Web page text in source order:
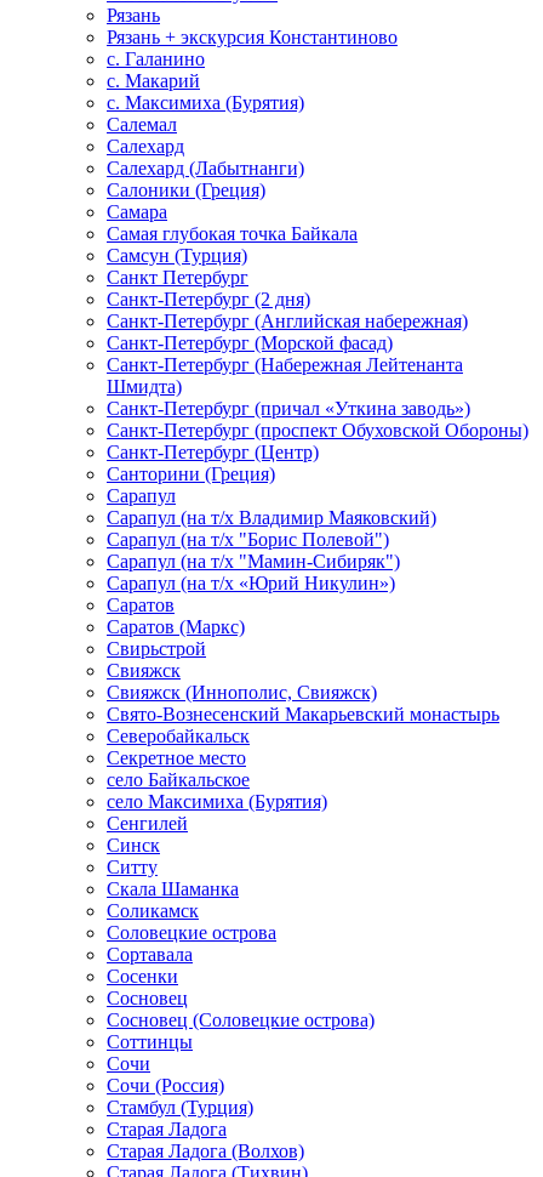
Рязань
Рязань + экскурсия Константиново
с. Галанино
с. Макарий
с. Максимиха (Бурятия)
Салемал
Салехард
Салехард (Лабытнанги)
Салоники (Греция)
Самара
Самая глубокая точка Байкала
Самсун (Турция)
Санкт Петербург
Санкт-Петербург (2 дня)
Санкт-Петербург (Английская набережная)
Санкт-Петербург (Морской фасад)
Санкт-Петербург (Набережная Лейтенанта
Шмидта)
Санкт-Петербург (причал «Уткина заводь»)
Санкт-Петербург (проспект Обуховской Обороны)
Санкт-Петербург (Центр)
Санторини (Греция)
Сарапул
Сарапул (на т/х Владимир Маяковский)
Сарапул (на т/х "Борис Полевой")
Сарапул (на т/х "Мамин-Сибиряк")
Сарапул (на т/х «Юрий Никулин»)
Саратов
Саратов (Маркс)
Свирьстрой
Свияжск
Свияжск (Иннополис, Свияжск)
Свято-Вознесенский Макарьевский монастырь
Северобайкальск
Секретное место
село Байкальское
село Максимиха (Бурятия)
Сенгилей
Синск
Ситту
Скала Шаманка
Соликамск
Соловецкие острова
Сортавала
Сосенки
Сосновец
Сосновец (Соловецкие острова)
Соттинцы
Сочи
Сочи (Россия)
Стамбул (Турция)
Старая Ладога
Старая Ладога (Волхов)
Старая Ладога (Тихвин)